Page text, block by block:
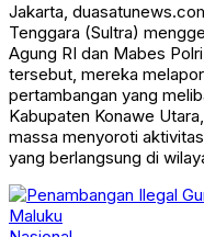
Jakarta,
Tenggara (Sultra)
Agung RI dan Mabes
tersebut, mereka
pertambangan yang
Kabupaten Konawe
massa menyoroti
yang berlangsung di